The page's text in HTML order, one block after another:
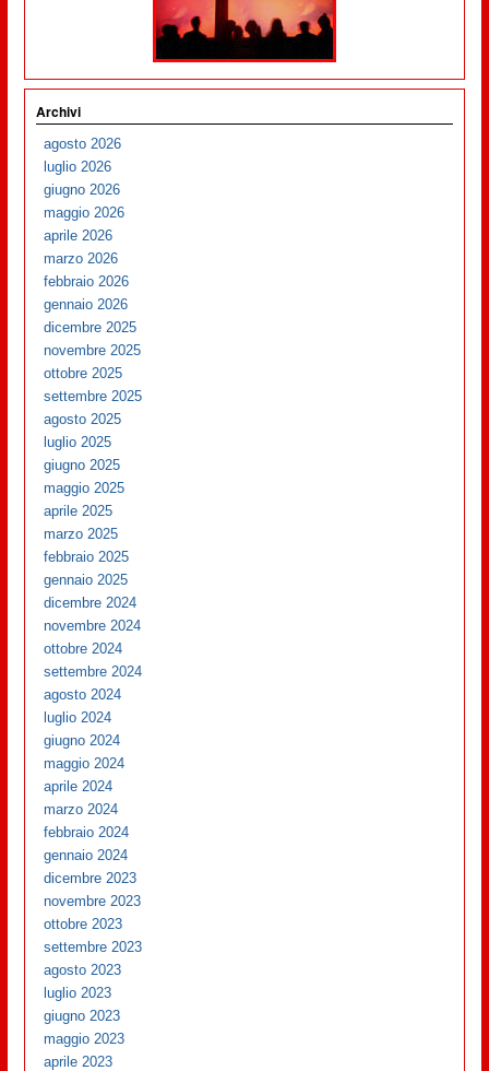
Archivi
agosto 2026
luglio 2026
giugno 2026
maggio 2026
aprile 2026
marzo 2026
febbraio 2026
gennaio 2026
dicembre 2025
novembre 2025
ottobre 2025
settembre 2025
agosto 2025
luglio 2025
giugno 2025
maggio 2025
aprile 2025
marzo 2025
febbraio 2025
gennaio 2025
dicembre 2024
novembre 2024
ottobre 2024
settembre 2024
agosto 2024
luglio 2024
giugno 2024
maggio 2024
aprile 2024
marzo 2024
febbraio 2024
gennaio 2024
dicembre 2023
novembre 2023
ottobre 2023
settembre 2023
agosto 2023
luglio 2023
giugno 2023
maggio 2023
aprile 2023